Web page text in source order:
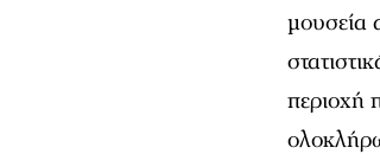
μουσεία
περιοχή